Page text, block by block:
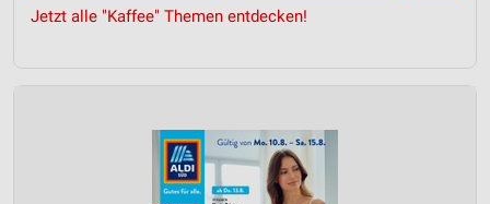
Jetzt alle "Kaffee" Themen entdecken!